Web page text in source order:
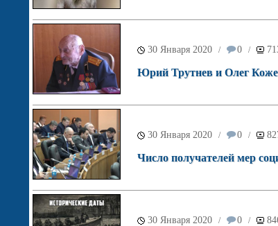
30 Января 2020 / 0 /
Юрий Трутнев и Олег
30 Января 2020 / 0 /
Число получателей мер
30 Января 2020 / 0 /